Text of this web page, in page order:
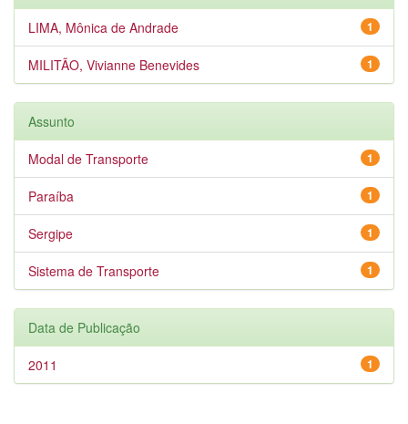
1
LIMA, Mônica de Andrade
1
MILITÃO, Vivianne Benevides
Assunto
1
Modal de Transporte
1
Paraíba
1
Sergipe
1
Sistema de Transporte
Data de Publicação
1
2011